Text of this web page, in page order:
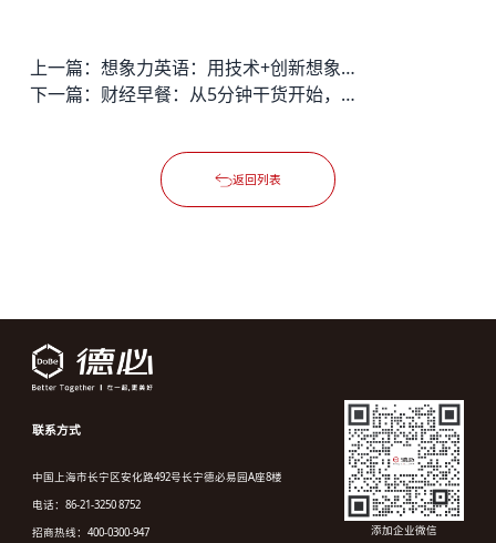
上一篇：
想象力英语：用技术+创新想象后浪的未来！
下一篇：
财经早餐：从5分钟干货开始，打造中国的“彭博社”
返回列表
联系方式
中国上海市长宁区安化路492号长宁德必易园A座8楼
电话：86-21-3250 8752
招商热线：400-0300-947
添加企业微信